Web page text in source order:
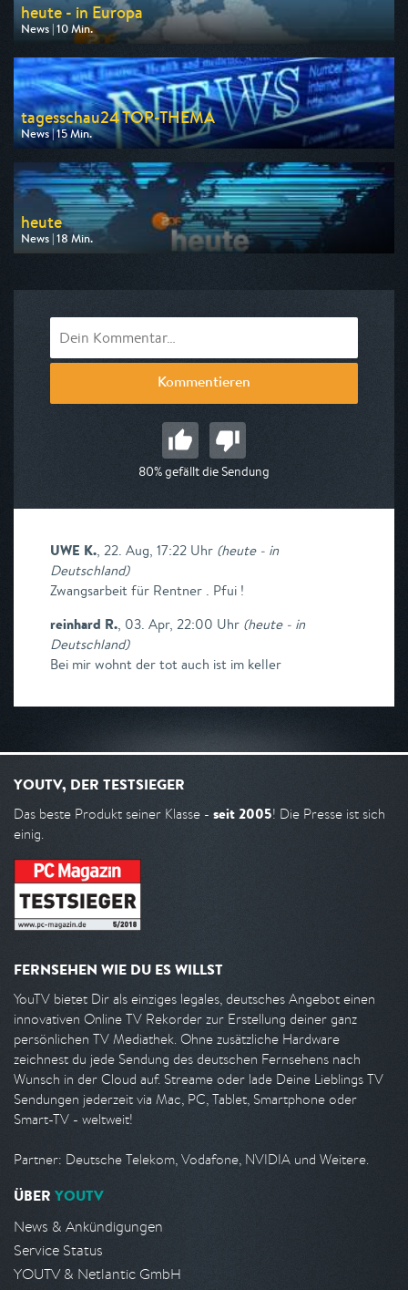
heute - in Europa
News | 10 Min.
Ausgestrahlt von ZDF
am 10.08.2026, 16:00
tagesschau24 TOP-THEMA
News | 15 Min.
Ausgestrahlt von Tagesschau24
am 07.08.2026, 20:15
heute
News | 18 Min.
Ausgestrahlt von 3sat
Kommentieren
80% gefällt die Sendung
UWE K., 22. Aug, 17:22 Uhr (heute - in
Deutschland)
Zwangsarbeit für Rentner . Pfui !
reinhard R., 03. Apr, 22:00 Uhr (heute - in
Deutschland)
Bei mir wohnt der tot auch ist im keller
YOUTV, DER TESTSIEGER
Das beste Produkt seiner Klasse - seit 2005! Die Presse ist sich
einig.
FERNSEHEN WIE DU ES WILLST
YouTV bietet Dir als einziges legales, deutsches Angebot einen
innovativen Online TV Rekorder zur Erstellung deiner ganz
persönlichen TV Mediathek. Ohne zusätzliche Hardware
zeichnest du jede Sendung des deutschen Fernsehens nach
Wunsch in der Cloud auf. Streame oder lade Deine Lieblings TV
Sendungen jederzeit via Mac, PC, Tablet, Smartphone oder
Smart-TV - weltweit!
Partner: Deutsche Telekom, Vodafone, NVIDIA und Weitere.
ÜBER YOUTV
News & Ankündigungen
Service Status
YOUTV & Netlantic GmbH